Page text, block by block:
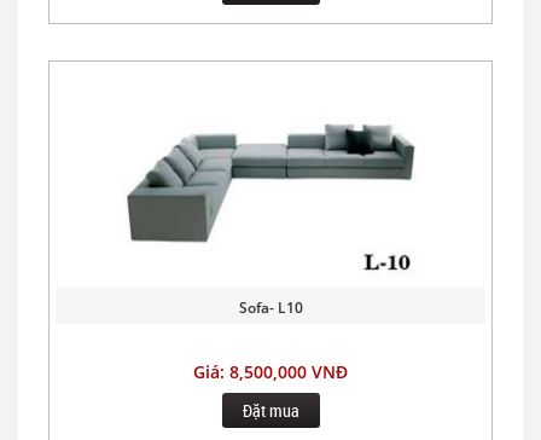
Sofa- L10
Giá: 8,500,000 VNĐ
Đặt mua